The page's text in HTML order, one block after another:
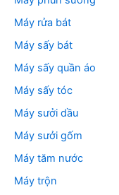
Máy rửa bát
Máy sấy bát
Máy sấy quần áo
Máy sấy tóc
Máy sưởi dầu
Máy sưởi gốm
Máy tăm nước
Máy trộn